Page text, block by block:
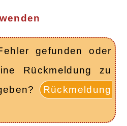
gefunden oder
Rückmeldung zu
Rückmeldung